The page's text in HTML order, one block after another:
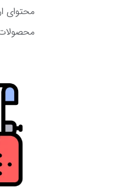
محتوای